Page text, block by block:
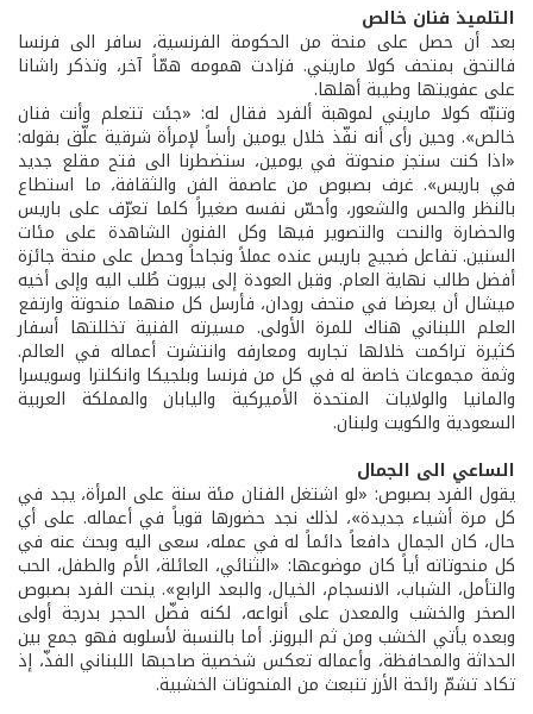
التلميذ فنان خالص
بعد أن حصل على منحة من الحكومة الفرنسية، سافر الى فرنسا
فالتحق بمتحف كولا ماريني. فزادت همومه همّاً آخر، وتذكر راشانا
على عفويتها وطيبة أهلها.
وتنبّه كولا ماريني لموهبة ألفرد فقال له: «جئت تتعلم وأنت فنان
خالص». وحين رأى أنه نفّذ خلال يومين رأساً لإمرأة شرقية علّق بقوله:
«اذا كنت ستجز منحوتة في يومين، ستضطرنا الى فتح مقلع جديد
في باريس». غرف بصبوص من عاصمة الفن والثقافة، ما استطاع
بالنظر والحس والشعور، وأحسّ نفسه صغيراً كلما تعرّف على باريس
والحضارة والنحت والتصوير فيها وكل الفنون الشاهدة على مئات
السنين. تفاعل ضجيج باريس عنده عملاً ونجاحاً وحصل على منحة جائزة
أفضل طالب نهاية العام. وقبل العودة إلى بيروت طُلب اليه وإلى أخيه
ميشال أن يعرضا في متحف رودان، فأرسل كل منهما منحوتة وارتفع
العلم اللبناني هناك للمرة الأولى. مسيرته الفنية تخللتها أسفار
كثيرة تراكمت خلالها تجاربه ومعارفه وانتشرت أعماله في العالم.
وثمة مجموعات خاصة له في كل من فرنسا وبلجيكا وانكلترا وسويسرا
والمانيا والولايات المتحدة الأميركية واليابان والمملكة العربية
السعودية والكويت ولبنان.
الساعي الى الجمال
يقول الفرد بصبوص: «لو اشتغل الفنان مئة سنة على المرأة، يجد في
كل مرة أشياء جديدة»، لذلك نجد حضورها قوياً في أعماله. على أي
حال، كان الجمال دافعاً دائماً له في عمله، سعى اليه وبحث عنه في
كل منحوتاته أياً كان موضوعها: «الثنائي، العائلة، الأم والطفل، الحب
والتأمل، الشباب، الانسجام، الخيال، والبعد الرابع». ينحت الفرد بصبوص
الصخر والخشب والمعدن على أنواعه، لكنه فضّل الحجر بدرجة أولى
وبعده يأتي الخشب ومن ثم البرونز. أما بالنسبة لأسلوبه فهو جمع بين
الحداثة والمحافظة، وأعماله تعكس شخصية صاحبها اللبناني الفذّ، إذ
تكاد تشمّ رائحة الأرز تنبعث من المنحوتات الخشبية.